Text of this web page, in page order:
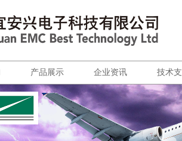
产品展示 企业资讯 技术